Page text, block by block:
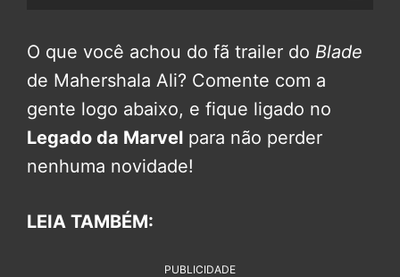
O que você achou do fã trailer do Blade
de Mahershala Ali? Comente com a
gente logo abaixo, e fique ligado no
Legado da Marvel para não perder
nenhuma novidade!
LEIA TAMBÉM:
PUBLICIDADE